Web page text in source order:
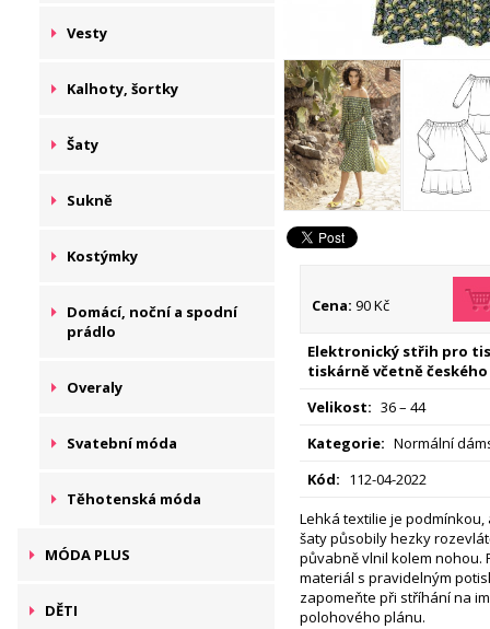
Vesty
Kalhoty, šortky
Šaty
Sukně
Kostýmky
Domácí, noční a spodní
prádlo
Overaly
Svatební móda
Těhotenská móda
MÓDA PLUS
DĚTI
Cena: 90 Kč
Elektronický střih pro
tiskárně včetně českého
Velikost: 36 – 44
Kategorie: Normální
Kód: 112-04-2022
Lehká textilie je
šaty působily hezky
půvabně vlnil kolem nohou.
materiál s pravidelným
zapomeňte při stříhání na
polohového plánu.